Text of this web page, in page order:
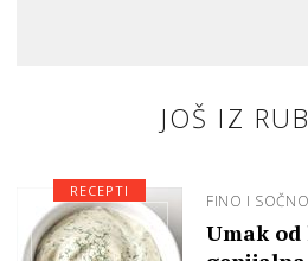
JOŠ IZ
FINO I SOČNO
Umak od
RECEPTI